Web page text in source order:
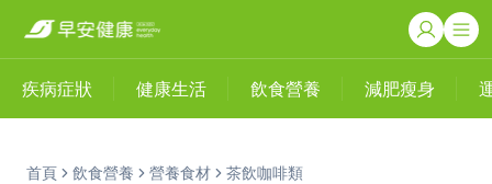
疾病症狀 健康生活 飲食營養 減肥瘦身
首頁 飲食營養 營養食材 茶飲咖啡類